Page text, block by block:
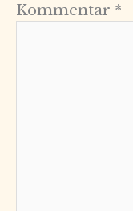
Kommentar *